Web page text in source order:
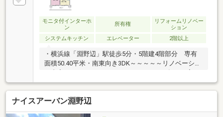
モニタ付インターホ
ン
所有権
リフォームリノベー
ション
システムキッチン
エレベーター 2階以上
・横浜線「淵野辺」駅徒歩5分・5階建4階部分 専有
面積50.40平米・南東向き3DK～～～～～リノベーショ
ン内容～～～～～ （２０２６年７月完
了）
ナイスアーバン淵野辺